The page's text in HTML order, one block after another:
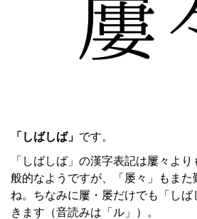
「しばしば」 です。
「しばしば」の漢字表記は屢々より
般的なようですが、「屡々」もまた
ね。ちなみに屢・屡だけでも「し
きます（音読みは「ル」）。